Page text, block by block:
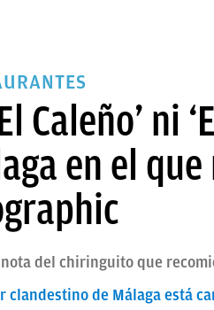
Caleño’ ni
en el que
nota del chiringuito que
clandestino de Málaga está